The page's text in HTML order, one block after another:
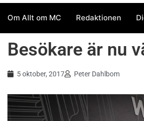
Om Allt om MC Redaktionen
Besökare är nu
5 oktober, 2017 Peter Dahlbom